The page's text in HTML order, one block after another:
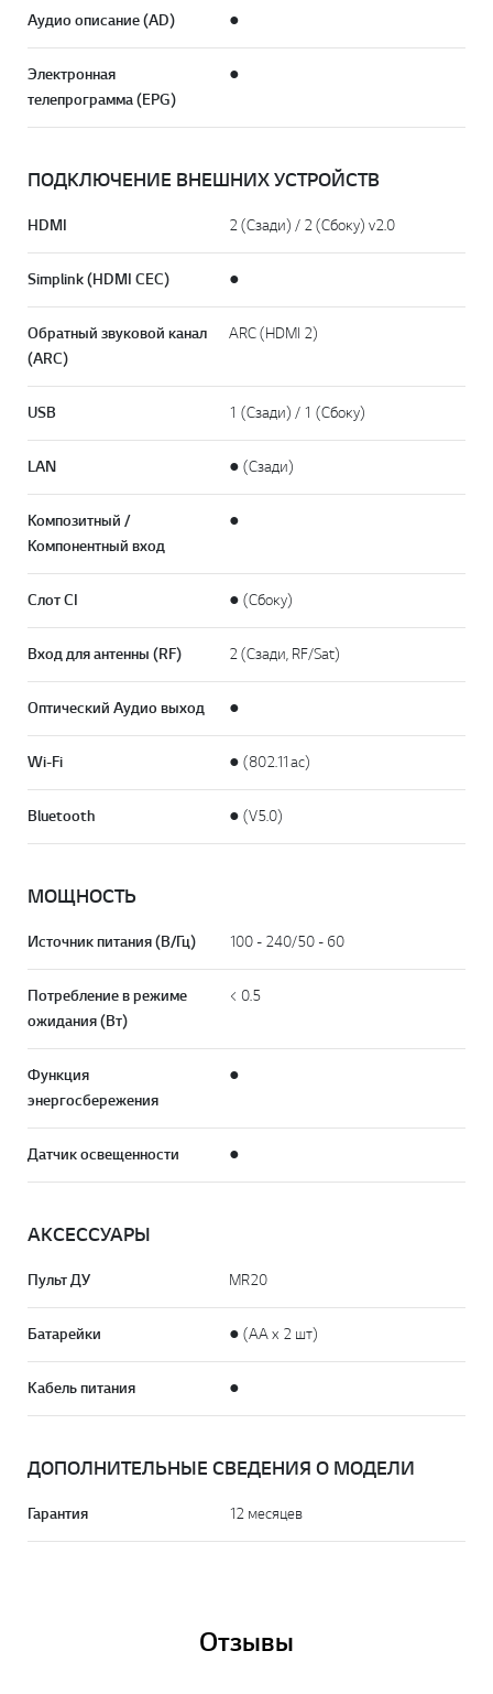
Аудио описание (AD) ●
Электронная
телепрограмма (EPG)
●
ПОДКЛЮЧЕНИЕ ВНЕШНИХ УСТРОЙСТВ
HDMI 2 (Сзади) / 2 (Сбоку) v2.0
Simplink (HDMI CEC) ●
Обратный звуковой канал
(ARC)
ARC (HDMI 2)
USB 1 (Сзади) / 1 (Сбоку)
LAN ● (Сзади)
Композитный /
Компонентный вход
●
Слот CI ● (Сбоку)
Вход для антенны (RF) 2 (Сзади, RF/Sat)
Оптический Аудио выход ●
Wi-Fi ● (802.11ac)
Bluetooth ● (V5.0)
МОЩНОСТЬ
Источник питания (В/Гц) 100 - 240/50 - 60
Потребление в режиме
ожидания (Вт)
< 0.5
Функция
энергосбережения
●
Датчик освещенности ●
АКСЕССУАРЫ
Пульт ДУ MR20
Батарейки ● (AA x 2 шт)
Кабель питания ●
ДОПОЛНИТЕЛЬНЫЕ СВЕДЕНИЯ О МОДЕЛИ
Гарантия 12 месяцев
Отзывы